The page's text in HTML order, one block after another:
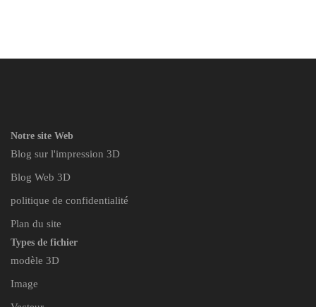
Notre site Web
Blog sur l'impression 3D
Blog Web 3D
politique de confidentialité
Plan du site
Types de fichier
modèle 3D
Image